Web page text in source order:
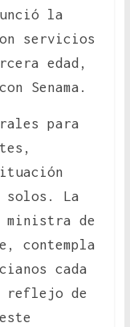
la
servicios
edad,
Senama.
para
solos. La
ministra de
contempla
cada
reflejo de